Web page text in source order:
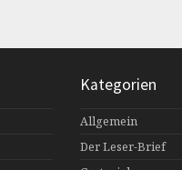
Kategorien
Allgemein
Der Leser-Brief